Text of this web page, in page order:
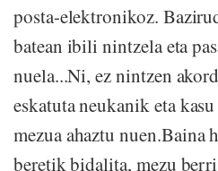
posta-elektronikoz.
batean ibili nintzela eta
nuela...Ni, ez nintzen
eskatuta neukanik eta
mezua ahaztu nuen.Baina
beretik bidalita, mezu